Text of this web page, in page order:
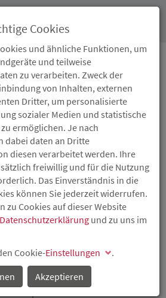
IN DEN
zu Gast bei der ISB
in der Europäischen Union
auf den Mittelstand standen im
Veranstaltung des rheinland-
für Wirtschaft, Klimaschutz,
und der Investitions- und
Pfalz (ISB). Die Teilnehmer
der Mittelstand künftig im
Cookies
und ähnliche Funktionen, um
und teilweise
zu verarbeiten. Zweck der
von Inhalten, externen
Dritter, um personalisierte
sozialer Medien und statistische
ermöglichen. Je nach
dabei daten an Dritte
diesen verarbeitet werden. Ihre
freiwillig und für die Nutzung
Das Einverständnis in die
können Sie jederzeit widerrufen.
zu Cookies auf dieser Website
Datenschutzerklärung und zu uns im
Cookie-Einstellungen
.
Akzeptieren